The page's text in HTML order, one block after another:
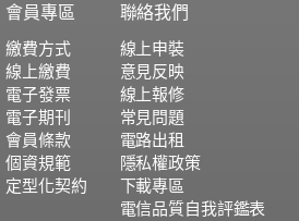
會員專區
繳費方式
線上繳費
電子發票
電子期刊
會員條款
個資規範
定型化契約
聯絡我們
線上申裝
意見反映
線上報修
常見問題
電路出租
隱私權政策
下載專區
電信品質自我評鑑表